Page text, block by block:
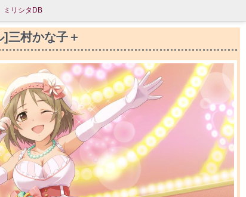
ミリシタDB
三村かな子＋